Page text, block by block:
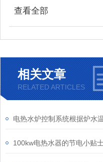
查看全部
相关文章
RELATED ARTICLES